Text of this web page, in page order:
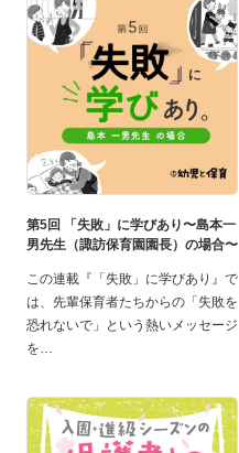
第5回 「失敗」に学びあり〜島本一
男先生（諏訪保育園園長）の場合〜
この連載『「失敗」に学びあり』で
は、先輩保育者たちからの「失敗を
恐れないで」という熱いメッセージ
を